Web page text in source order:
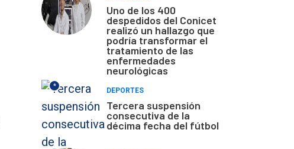
Uno de los 400
despedidos del Conicet
realizó un hallazgo que
podría transformar el
tratamiento de las
enfermedades
neurológicas
*
DEPORTES
Tercera suspensión
consecutiva de la
décima fecha del fútbol